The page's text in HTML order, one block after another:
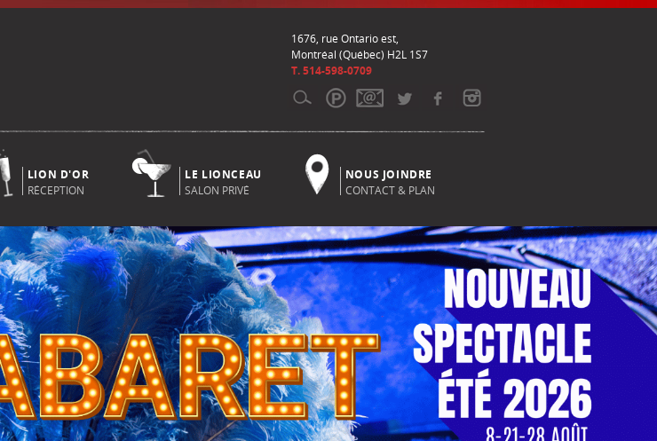
1676, rue Ontario est,
Montréal (Québec) H2L 1S7
T. 514-598-0709
LION D'OR
RÉCEPTION
LE LIONCEAU
SALON PRIVÉ
NOUS JOINDRE
CONTACT & PLAN